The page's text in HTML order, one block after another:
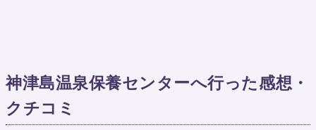
神津島温泉保養センターへ行った感想・
クチコミ